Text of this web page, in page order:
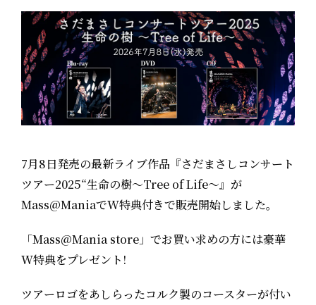
7月8日発売の最新ライブ作品『さだまさしコンサート
ツアー2025“生命の樹～Tree of Life～』が
Mass@ManiaでW特典付きで販売開始しました。
「Mass@Mania store」でお買い求めの方には豪華
W特典をプレゼント!
ツアーロゴをあしらったコルク製のコースターが付い